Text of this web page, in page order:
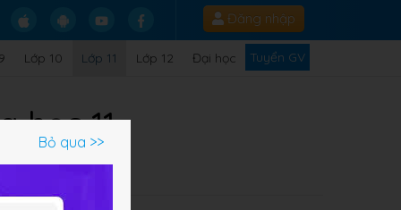
Đăng nhập
Lớp 10 Lớp 11 Lớp 12 Đại học Tuyển GV
học 11
Bỏ qua >>